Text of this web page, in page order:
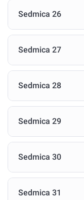
Sedmica 26
Sedmica 27
Sedmica 28
Sedmica 29
Sedmica 30
Sedmica 31